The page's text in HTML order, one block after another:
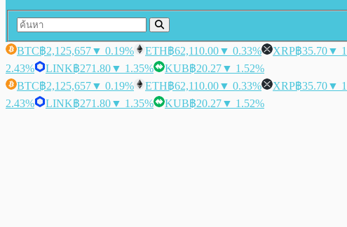
BTC฿2,125,657▼ 0.19% ETH฿62,110.00▼ 0.33% XRP฿35.70▼
2.43%
LINK฿271.80▼ 1.35% KUB฿20.27▼ 1.52%
BTC฿2,125,657▼ 0.19% ETH฿62,110.00▼ 0.33% XRP฿35.70▼
2.43%
LINK฿271.80▼ 1.35% KUB฿20.27▼ 1.52%